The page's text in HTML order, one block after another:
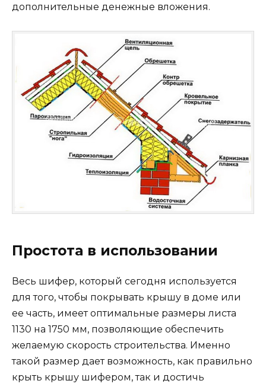
дополнительные денежные вложения.
Простота в использовании
Весь шифер, который сегодня используется
для того, чтобы покрывать крышу в доме или
ее часть, имеет оптимальные размеры листа
1130 на 1750 мм, позволяющие обеспечить
желаемую скорость строительства. Именно
такой размер дает возможность, как правильно
крыть крышу шифером, так и достичь